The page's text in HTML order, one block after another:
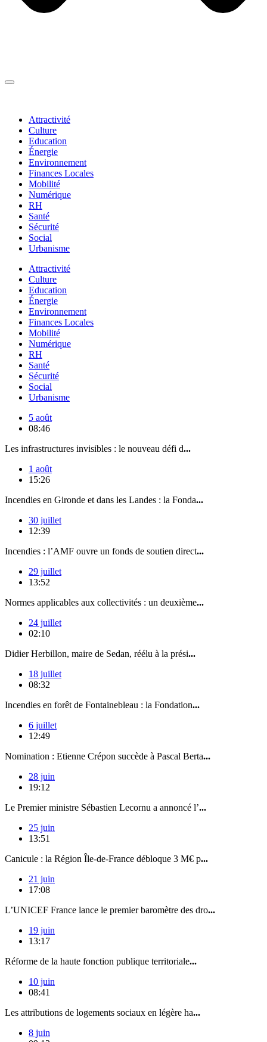
Attractivité
Culture
Education
Énergie
Environnement
Finances Locales
Mobilité
Numérique
RH
Santé
Sécurité
Social
Urbanisme
Attractivité
Culture
Education
Énergie
Environnement
Finances Locales
Mobilité
Numérique
RH
Santé
Sécurité
Social
Urbanisme
5 août
08:46
Les infrastructures invisibles : le nouveau défi d...
1 août
15:26
Incendies en Gironde et dans les Landes : la Fonda...
30 juillet
12:39
Incendies : l’AMF ouvre un fonds de soutien direct...
29 juillet
13:52
Normes applicables aux collectivités : un deuxième...
24 juillet
02:10
Didier Herbillon, maire de Sedan, réélu à la prési...
18 juillet
08:32
Incendies en forêt de Fontainebleau : la Fondation...
6 juillet
12:49
Nomination : Etienne Crépon succède à Pascal Berta...
28 juin
19:12
Le Premier ministre Sébastien Lecornu a annoncé l’...
25 juin
13:51
Canicule : la Région Île-de-France débloque 3 M€ p...
21 juin
17:08
L’UNICEF France lance le premier baromètre des dro...
19 juin
13:17
Réforme de la haute fonction publique territoriale...
10 juin
08:41
Les attributions de logements sociaux en légère ha...
8 juin